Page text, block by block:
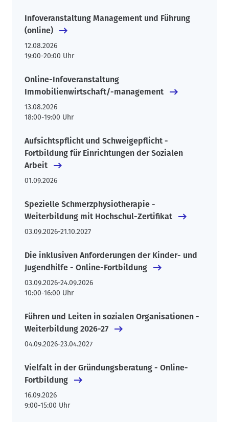
Infoveranstaltung Management und Führung
(online)
12.08.2026
19:00-20:00 Uhr
Online-Infoveranstaltung
Immobilienwirtschaft/-management
13.08.2026
18:00-19:00 Uhr
Aufsichtspflicht und Schweigepflicht -
Fortbildung für Einrichtungen der Sozialen
Arbeit
01.09.2026
Spezielle Schmerzphysiotherapie -
Weiterbildung mit Hochschul-Zertifikat
03.09.2026-21.10.2027
Die inklusiven Anforderungen der Kinder- und
Jugendhilfe - Online-Fortbildung
03.09.2026-24.09.2026
10:00-16:00 Uhr
Führen und Leiten in sozialen Organisationen -
Weiterbildung 2026-27
04.09.2026-23.04.2027
Vielfalt in der Gründungsberatung - Online-
Fortbildung
16.09.2026
9:00-15:00 Uhr